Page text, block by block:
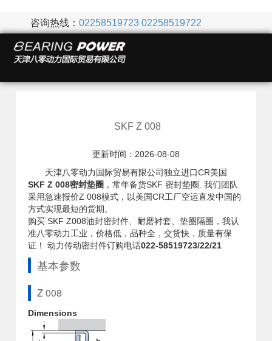
咨询热线： 02258519723 02258519722
SKF Z 008
更新时间：2026-08-08
天津八零动力国际贸易有限公司独立进口CR美国
SKF Z 008密封垫圈 ，常年备货SKF 密封垫圈. 我们团队
采用急速报价Z 008模式，以美国CR工厂空运直发中国的
方式实现最短的货期。
购买 SKF Z008油封密封件、耐磨衬套、垫圈隔圈，我认
准八零动力工业，价格低，品种全，交货快，质量有保
证！ 动力传动密封件订购电话022-58519723/22/21
基本参数
Z 008
Dimensions